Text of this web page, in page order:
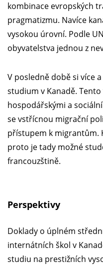
kombinace evropských
pragmatizmu. Navíce
vysokou úrovní. Podle
obyvatelstva jednou z
V posledně době si více
studium v Kanadě.
hospodářskými a
se vstřícnou migrační
přístupem k migrantům.
proto je tady možné
francouzštině.
Perspektivy
Doklady o úplném
internátních škol v
studiu na prestižních